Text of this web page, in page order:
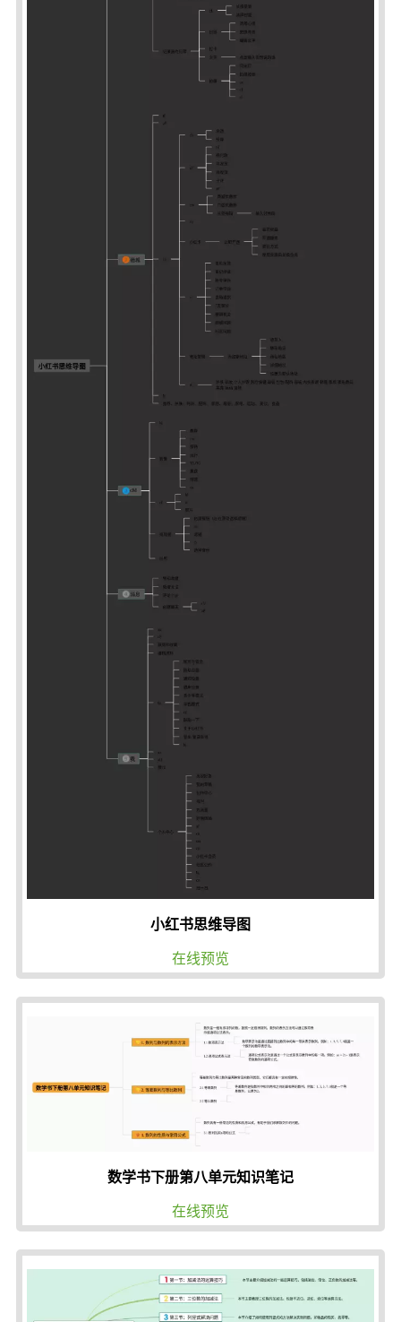
小红书思维导图
在线预览
数学书下册第八单元知识笔记
在线预览